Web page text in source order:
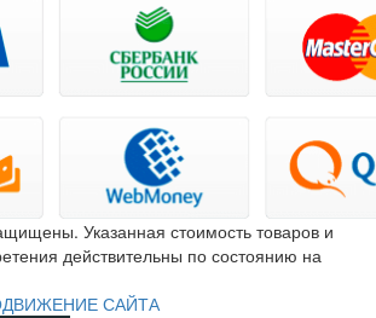
Указанная стоимость товаров и
действительны по состоянию на
САЙТА